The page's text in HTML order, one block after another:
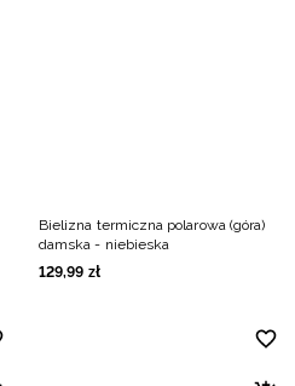
Bielizna termiczna polarowa (góra)
damska - niebieska
129,99 zł